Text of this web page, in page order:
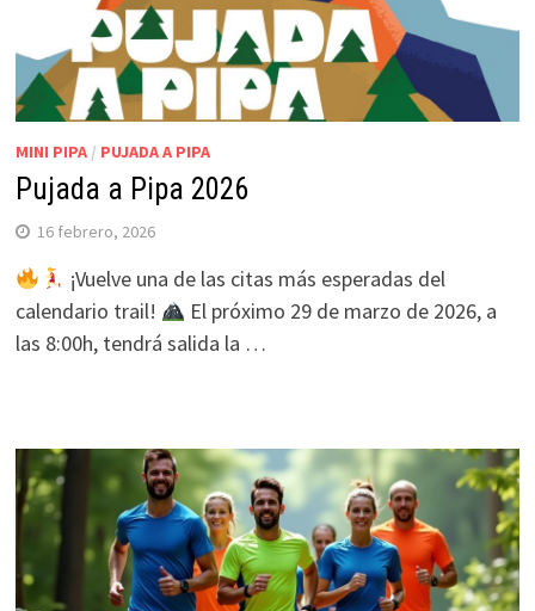
MINI PIPA/ PUJADA A PIPA
Pujada a Pipa 2026
16 febrero, 2026
¡Vuelve una de las citas más esperadas del
calendario trail!
El próximo 29 de marzo de 2026, a
las 8:00h, tendrá salida la …